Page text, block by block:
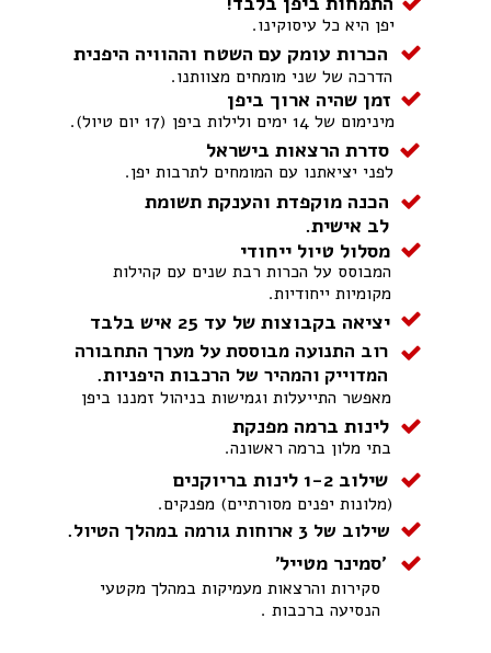
יפן היא כל עיסוקינו.
הכרות עומק עם השטח וההוויה היפנית
הדרכה של שני מומחים מצוותנו.
זמן שהיה ארוך ביפן
מינימום של 14 ימים ולילות ביפן (17 יום טיול).
סדרת הרצאות בישראל
לפני יציאתנו עם המומחים לתרבות יפן.
הכנה מוקפדת והענקת תשומת
לב אישית.
המבוסס על הכרות רבת שנים עם קהילות
מקומיות ייחודיות.
מסלול טיול ייחודי
יציאה בקבוצות של עד 25 איש בלבד
רוב התנועה מבוססת על מערך התחבורה
המדוייק והמהיר של הרכבות היפניות.
מאפשר התייעלות וגמישות בניהול זמננו ביפן
לינות ברמה מפנקת
בתי מלון ברמה ראשונה.
שילוב 1-2 לינות בריוקנים
(מלונות יפנים מסורתיים) מפנקים.
שילוב של 3 ארוחות גורמה במהלך הטיול.
'סמינר מטייל'
סקירות והרצאות מעמיקות במהלך מקטעי
הנסיעה ברכבות .